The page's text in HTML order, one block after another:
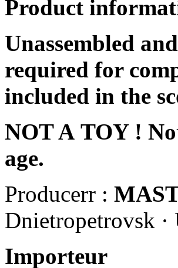
Product
Unassembled
required for
included in the
NOT A TOY !
age.
Producerr :
Dnietropetrovsk
Importeur